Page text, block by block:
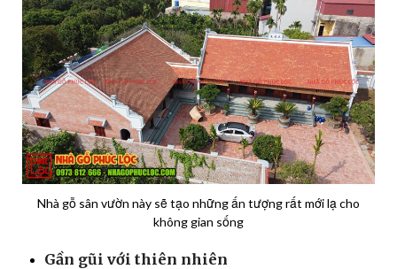
Nhà gỗ sân vườn này sẽ tạo những ấn tượng rất mới lạ cho
không gian sống
Gần gũi với thiên nhiên